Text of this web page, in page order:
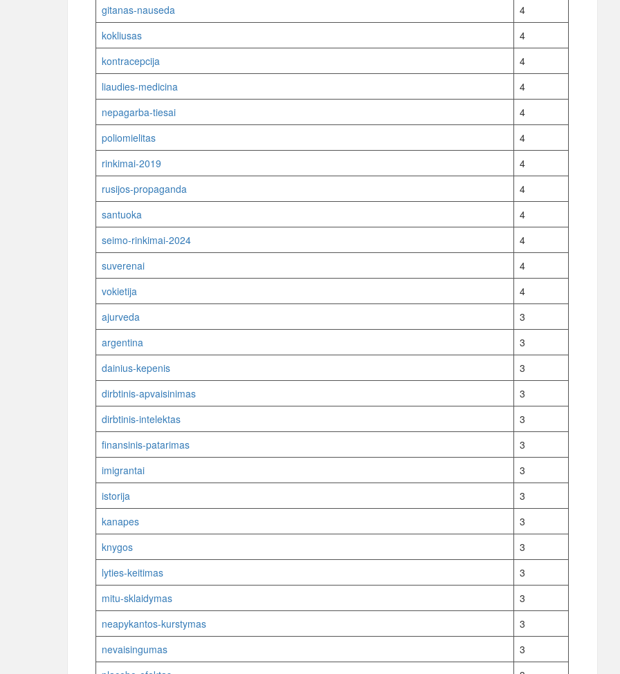
gitanas-nauseda
4
kokliusas
4
kontracepcija
4
liaudies-medicina
4
nepagarba-tiesai
4
poliomielitas
4
rinkimai-2019
4
rusijos-propaganda
4
santuoka
4
seimo-rinkimai-2024
4
suverenai
4
vokietija
4
ajurveda
3
argentina
3
dainius-kepenis
3
dirbtinis-apvaisinimas
3
dirbtinis-intelektas
3
finansinis-patarimas
3
imigrantai
3
istorija
3
kanapes
3
knygos
3
lyties-keitimas
3
mitu-sklaidymas
3
neapykantos-kurstymas
3
nevaisingumas
3